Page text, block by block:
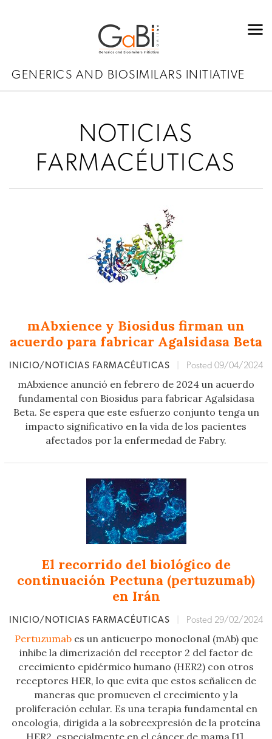
GENERICS AND BIOSIMILARS INITIATIVE
NOTICIAS
FARMACÉUTICAS
mAbxience y Biosidus firman un
acuerdo para fabricar Agalsidasa Beta
INICIO/NOTICIAS FARMACÉUTICAS Posted 09/04/2024
mAbxience anunció en febrero de 2024 un acuerdo
fundamental con Biosidus para fabricar Agalsidasa
Beta. Se espera que este esfuerzo conjunto tenga un
impacto significativo en la vida de los pacientes
afectados por la enfermedad de Fabry.
El recorrido del biológico de
continuación Pectuna (pertuzumab)
en Irán
INICIO/NOTICIAS FARMACÉUTICAS Posted 29/02/2024
Pertuzumabes un anticuerpo monoclonal (mAb) que
inhibe la dimerización del receptor 2 del factor de
crecimiento epidérmico humano (HER2) con otros
receptores HER, lo que evita que estos señalicen de
maneras que promueven el crecimiento y la
proliferación celular. Es una terapia fundamental en
oncología, dirigida a la sobreexpresión de la proteína